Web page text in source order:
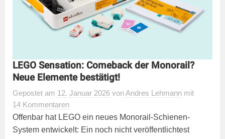
LEGO Sensation: Comeback der Monorail?
Neue Elemente bestätigt!
Gepostet am 12. Januar 2026 vonAndres Lehmann mit
14 Kommentaren
Offenbar hat LEGO ein neues Monorail-Schienen-
System entwickelt: Ein noch nicht veröffentlichtest